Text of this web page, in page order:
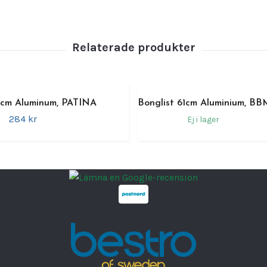
Aluminum, PATINA
284 kr
Bonglist 61cm Aluminium,
Ej i lager